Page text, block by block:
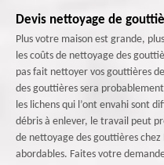
Devis nettoyage de
Plus votre maison est grande,
les coûts de nettoyage des
pas fait nettoyer vos gouttières
des gouttières sera
les lichens qui l’ont envahi sont
débris à enlever, le travail peut
de nettoyage des gouttières
abordables. Faites votre